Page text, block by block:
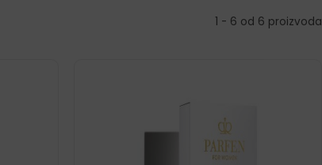
1 - 6 od 6 proizvoda